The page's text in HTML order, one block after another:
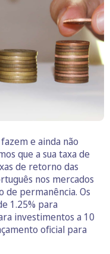
e ainda não
que a sua taxa de
de retorno das
nos mercados
de permanência. Os
1.25% para
investimentos a 10
oficial para